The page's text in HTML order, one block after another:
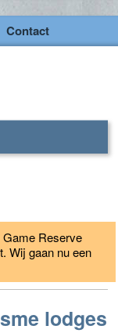
Contact
Game Reserve
Wij gaan nu een
lodges